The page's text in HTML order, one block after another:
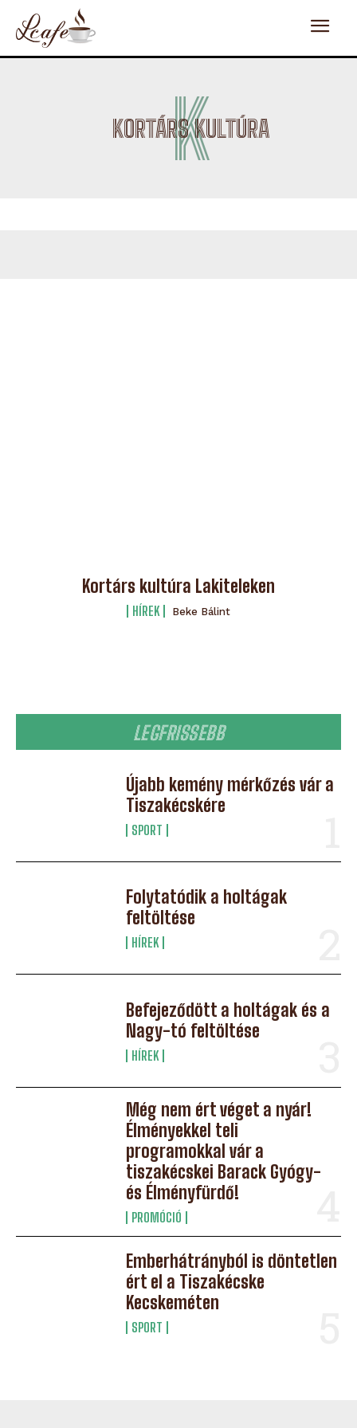
KORTÁRS KULTÚRA
K
Kortárs kultúra Lakiteleken
HÍREK Beke Bálint
LEGFRISSEBB
Újabb kemény mérkőzés vár a
Tiszakécskére
SPORT
Folytatódik a holtágak
feltöltése
HÍREK
Befejeződött a holtágak és a
Nagy-tó feltöltése
HÍREK
Még nem ért véget a nyár!
Élményekkel teli
programokkal vár a
tiszakécskei Barack Gyógy-
és Élményfürdő!
PROMÓCIÓ
Emberhátrányból is döntetlen
ért el a Tiszakécske
Kecskeméten
SPORT